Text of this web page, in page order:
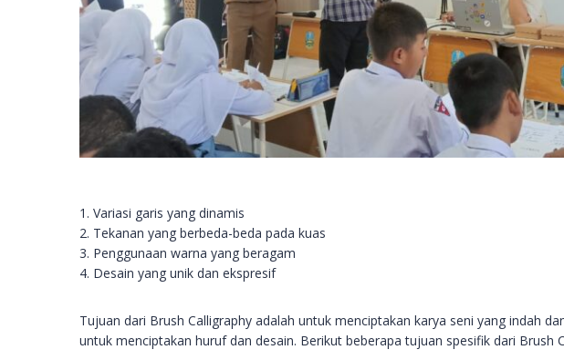
1. Variasi garis yang dinamis
2. Tekanan yang berbeda-beda pada kuas
3. Penggunaan warna yang beragam
4. Desain yang unik dan ekspresif
Tujuan dari Brush Calligraphy adalah untuk menciptakan karya seni yang indah
untuk menciptakan huruf dan desain. Berikut beberapa tujuan spesifik dari Brush